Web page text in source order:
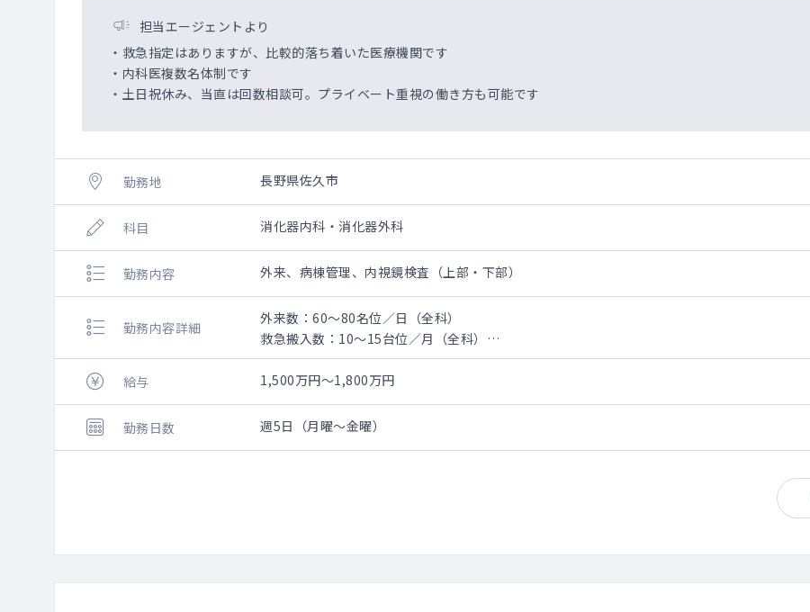
担当エージェントより
・救急指定はありますが、比較的落ち着いた医療機関です
・内科医複数名体制です
・土日祝休み、当直は回数相談可。プライベート重視の働き方も可能です
勤務地 長野県佐久市
科目 消化器内科・消化器外科
勤務内容 外来、病棟管理、内視鏡検査（上部・下部）
勤務内容詳細
外来数：60～80名位／日（全科）
救急搬入数：10～15台位／月（全科）
＜勤務について＞
現在は内科医師が5名体制となっております。
体制強化の為に内科医師の募集を行っております。
内視鏡検査は上部、下部どちらも対応をお願いしております。
勤務については、内科外来、病棟管理、内視鏡（上部・下部）をお願いする形となりますが、
給与 1,500万円～1,800万円
勤務日数 週5日（月曜～金曜）